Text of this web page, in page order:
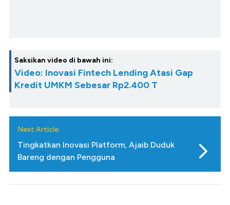
Saksikan video di bawah ini:
Video: Inovasi Fintech Lending Atasi Gap
Kredit UMKM Sebesar Rp2.400 T
Next Article
Tingkatkan Inovasi Platform, Ajaib Duduk
Bareng dengan Pengguna